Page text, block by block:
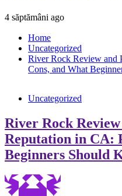
4 săptămâni ago
Home
Uncategorized
River Rock Review and
Cons, and What
Uncategorized
River Rock
Reputation in CA:
Beginners Should